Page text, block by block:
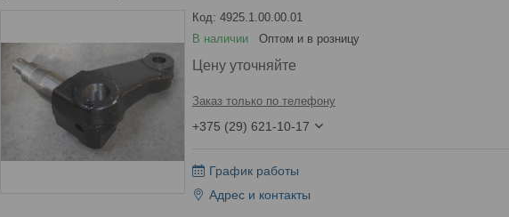
В наличии Оптом и в розницу
Код: 4925.1.00.00.01
Цену уточняйте
Заказ только по телефону
+375 (29) 621-10-17
График работы
Адрес и контакты